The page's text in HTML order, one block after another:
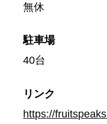
無休
駐車場
40台
リンク
https://